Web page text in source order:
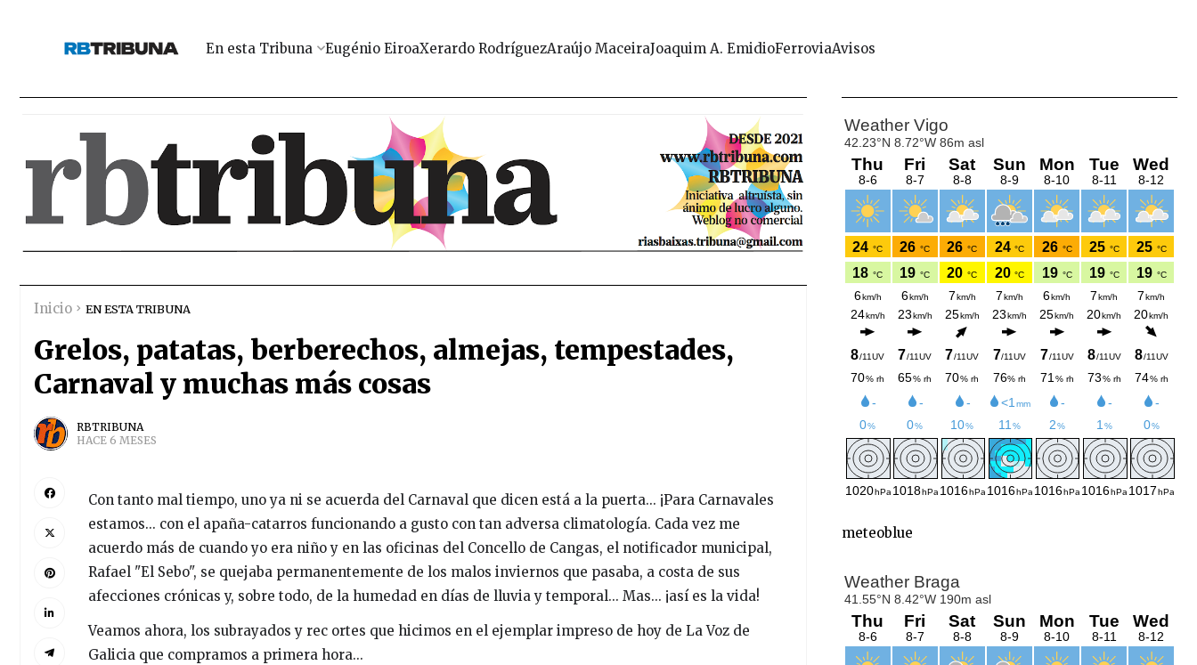
En esta Tribuna Eugénio EiroaXerardo RodríguezAraújo MaceiraJoaquim A. EmidioFerroviaAvisos
Inicio EN ESTA TRIBUNA
Grelos, patatas, berberechos, almejas, tempestades,
Carnaval y muchas más cosas
RBTRIBUNA
HACE 6 MESES
Con tanto mal tiempo, uno ya ni se acuerda del Carnaval que dicen está a la puerta... ¡Para Carnavales
estamos... con el apaña-catarros funcionando a gusto con tan adversa climatología. Cada vez me
acuerdo más de cuando yo era niño y en las oficinas del Concello de Cangas, el notificador municipal,
Rafael "El Sebo", se quejaba permanentemente de los malos inviernos que pasaba, a costa de sus
afecciones crónicas y, sobre todo, de la humedad en días de lluvia y temporal... Mas... ¡así es la vida!
Veamos ahora, los subrayados y rec ortes que hicimos en el ejemplar impreso de hoy de La Voz de
Galicia que compramos a primera hora...
meteoblue